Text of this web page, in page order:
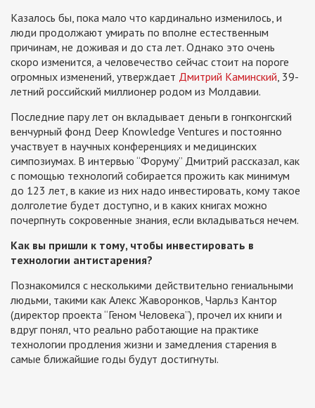
Казалось бы, пока мало что кардинально изменилось, и
люди продолжают умирать по вполне естественным
причинам, не доживая и до ста лет. Однако это очень
скоро изменится, а человечество сейчас стоит на пороге
огромных изменений, утверждает Дмитрий Каминский , 39-
летний российский миллионер родом из Молдавии.
Последние пару лет он вкладывает деньги в гонгконгский
венчурный фонд Deep Knowledge Ventures и постоянно
участвует в научных конференциях и медицинских
симпозиумах. В интервью “Форуму” Дмитрий рассказал, как
с помощью технологий собирается прожить как минимум
до 123 лет, в какие из них надо инвестировать, кому такое
долголетие будет доступно, и в каких книгах можно
почерпнуть сокровенные знания, если вкладываться нечем.
Как вы пришли к тому, чтобы инвестировать в
технологии антистарения?
Познакомился с несколькими действительно гениальными
людьми, такими как Алекс Жаворонков, Чарльз Кантор
(директор проекта “Геном Человека”), прочел их книги и
вдруг понял, что реально работающие на практике
технологии продления жизни и замедления старения в
самые ближайшие годы будут достигнуты.